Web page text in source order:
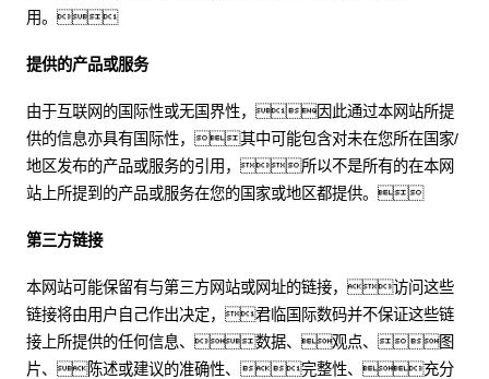
用。
提供的产品或服务
由于互联网的国际性或无国界性，因此通过本网站所提
供的信息亦具有国际性，其中可能包含对未在您所在国家/
地区发布的产品或服务的引用，所以不是所有的在本网
站上所提到的产品或服务在您的国家或地区都提供。
第三方链接
本网站可能保留有与第三方网站或网址的链接，访问这些
链接将由用户自己作出决定，君临国际数码并不保证这些链
接上所提供的任何信息、数据、观点、图
片、陈述或建议的准确性、完整性、充分